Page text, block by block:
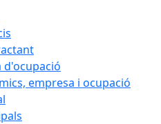
d'ocupació
empresa i ocupació